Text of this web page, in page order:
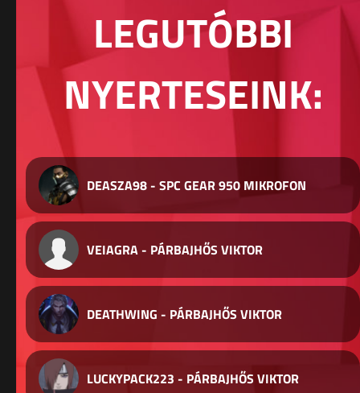
LEGUTÓBBI
NYERTESEINK:
DEASZA98 - SPC GEAR 950 MIKROFON
VEIAGRA - PÁRBAJHŐS VIKTOR
DEATHWING - PÁRBAJHŐS VIKTOR
LUCKYPACK223 - PÁRBAJHŐS VIKTOR